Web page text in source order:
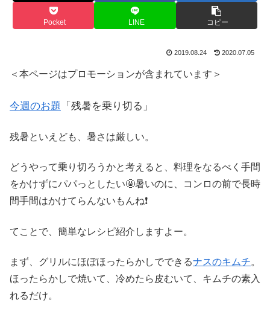
Pocket LINE コピー
2019.08.24 2020.07.05
＜本ページはプロモーションが含まれています＞
今週のお題 「残暑を乗り切る」
残暑といえども、暑さは厳しい。
どうやって乗り切ろうかと考えると、料理をなるべく手間
をかけずにパパっとしたい🤩暑いのに、コンロの前で長時
間手間はかけてらんないもんね❗️
てことで、簡単なレシピ紹介しますよー。
まず、グリルにほぼほったらかしでできるナスのキムチ。
ほったらかしで焼いて、冷めたら皮むいて、キムチの素入
れるだけ。